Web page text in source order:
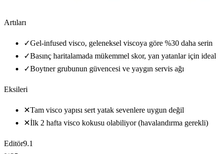
Artıları
✓Gel-infused visco, geleneksel viscoya göre %30 daha serin
✓Basınç haritalamada mükemmel skor, yan yatanlar için ideal
✓Boytner grubunun güvencesi ve yaygın servis ağı
Eksileri
✕Tam visco yapısı sert yatak sevenlere uygun değil
✕İlk 2 hafta visco kokusu olabiliyor (havalandırma gerekli)
Editör9.1